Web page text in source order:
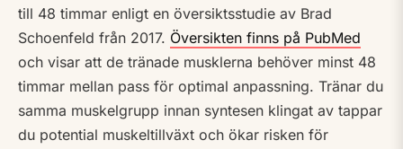
till 48 timmar enligt en översiktsstudie av Brad
Schoenfeld från 2017. Översikten finns på PubMed
och visar att de tränade musklerna behöver minst 48
timmar mellan pass för optimal anpassning. Tränar du
samma muskelgrupp innan syntesen klingat av tappar
du potential muskeltillväxt och ökar risken för